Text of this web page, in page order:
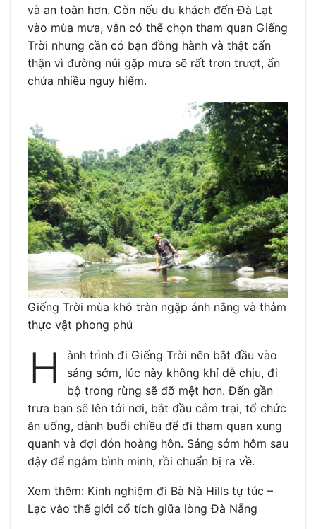
và an toàn hơn. Còn nếu du khách đến Đà Lạt
vào mùa mưa, vẫn có thể chọn tham quan Giếng
Trời nhưng cần có bạn đồng hành và thật cẩn
thận vì đường núi gặp mưa sẽ rất trơn trượt, ẩn
chứa nhiều nguy hiểm.
Giếng Trời mùa khô tràn ngập ánh nắng và thảm
thực vật phong phú
H
ành trình đi Giếng Trời nên bắt đầu vào
sáng sớm, lúc này không khí dễ chịu, đi
bộ trong rừng sẽ đỡ mệt hơn. Đến gần
trưa bạn sẽ lên tới nơi, bắt đầu cắm trại, tổ chức
ăn uống, dành buổi chiều để đi tham quan xung
quanh và đợi đón hoàng hôn. Sáng sớm hôm sau
dậy để ngắm bình minh, rồi chuẩn bị ra về.
Xem thêm: Kinh nghiệm đi Bà Nà Hills tự túc –
Lạc vào thế giới cổ tích giữa lòng Đà Nẵng